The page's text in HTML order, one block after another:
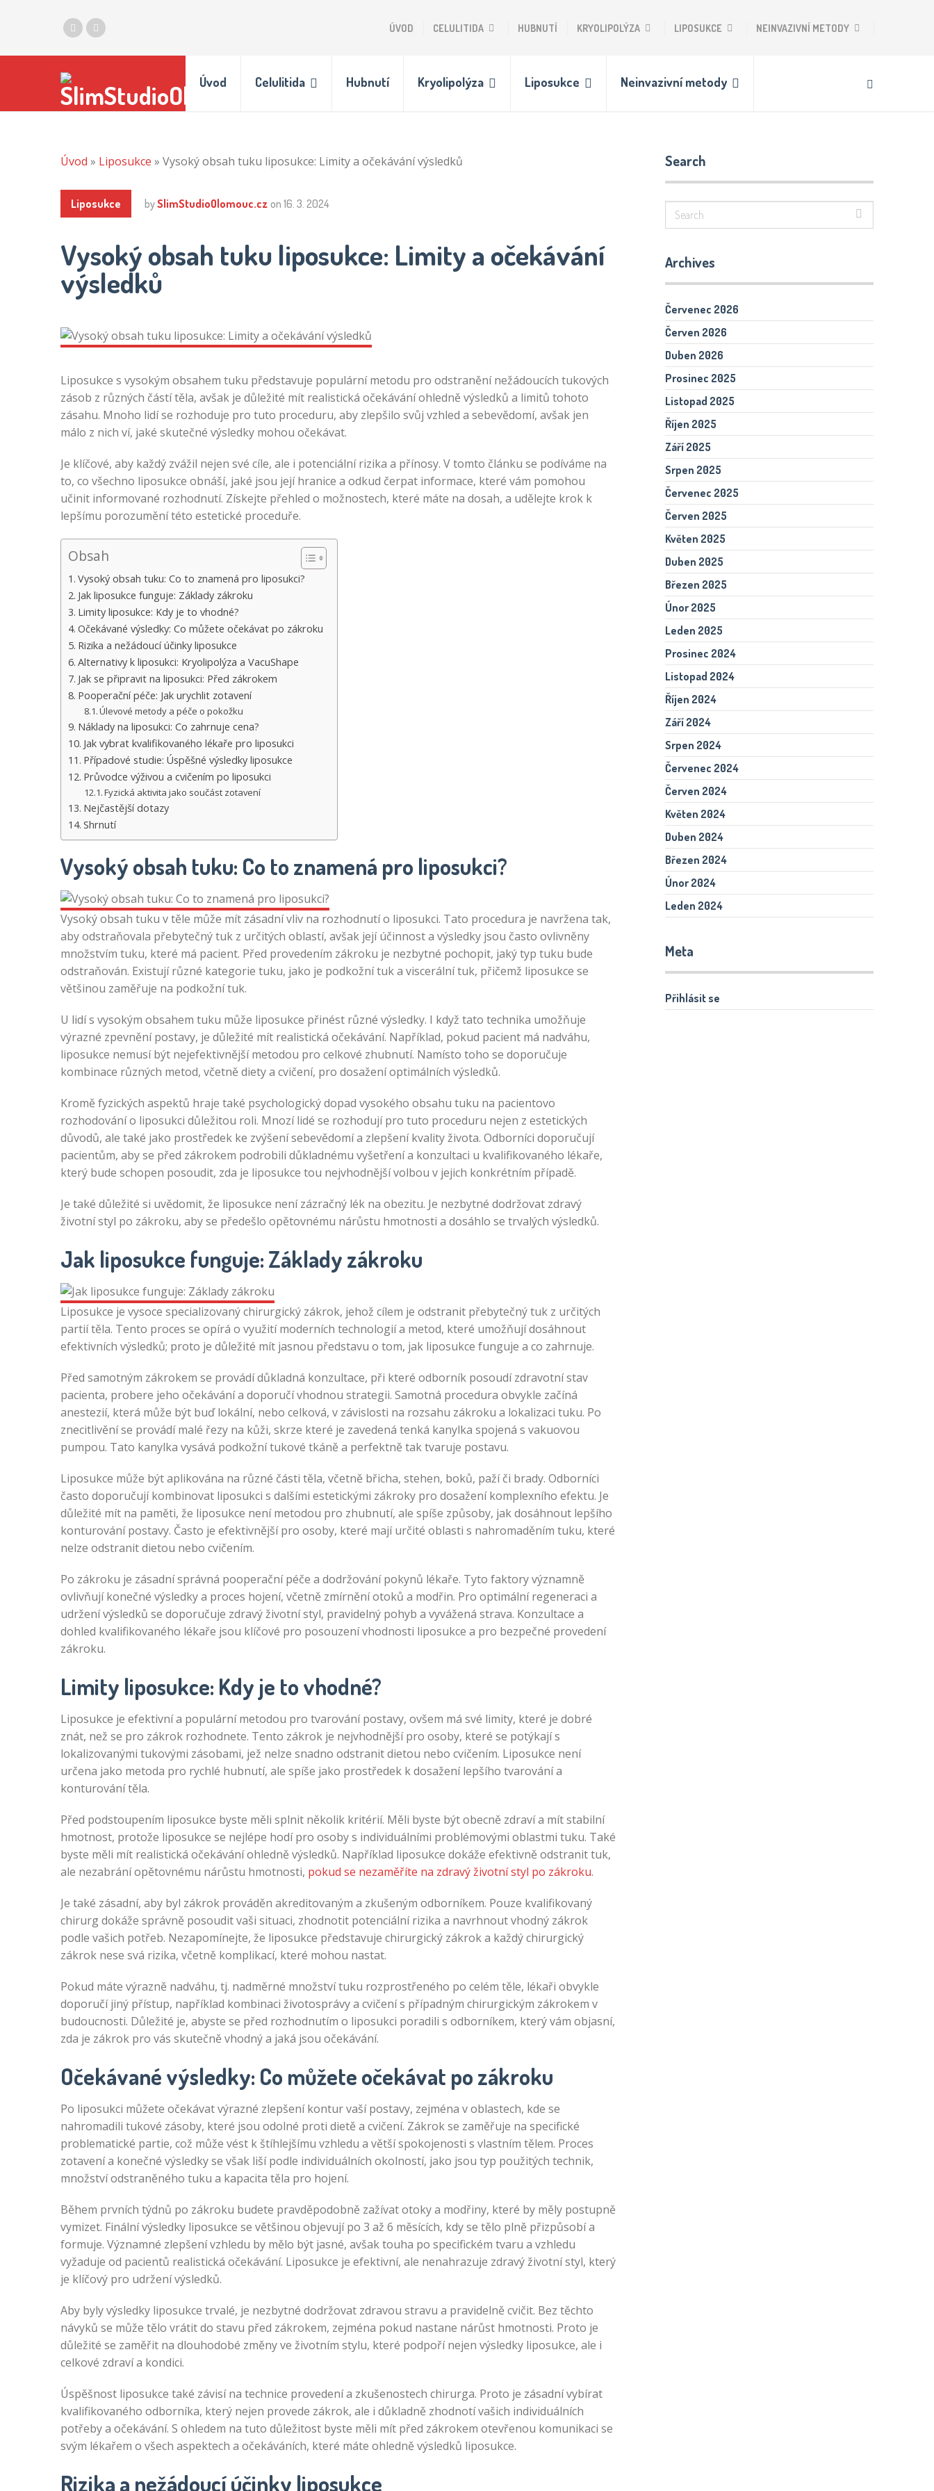
ÚVOD CELULITIDA HUBNUTÍ KRYOLIPOLÝZA LIPOSUKCE NEINVAZIVNÍ METODY
Úvod Celulitida Hubnutí Kryolipolýza Liposukce Neinvazivní metody
Úvod » Liposukce » Vysoký obsah tuku liposukce: Limity a očekávání výsledků
Liposukce bySlimStudioOlomouc.cz on 16. 3. 2024
Vysoký obsah tuku liposukce: Limity a očekávání
výsledků
Liposukce s vysokým obsahem tuku představuje populární metodu pro odstranění nežádoucích tukových
zásob z různých částí těla, avšak je důležité mít realistická očekávání ohledně výsledků a limitů tohoto
zásahu. Mnoho lidí se rozhoduje pro tuto proceduru, aby zlepšilo svůj vzhled a sebevědomí, avšak jen
málo z nich ví, jaké skutečné výsledky mohou očekávat.
Je klíčové, aby každý zvážil nejen své cíle, ale i potenciální rizika a přínosy. V tomto článku se podíváme na
to, co všechno liposukce obnáší, jaké jsou její hranice a odkud čerpat informace, které vám pomohou
učinit informované rozhodnutí. Získejte přehled o možnostech, které máte na dosah, a udělejte krok k
lepšímu porozumění této estetické proceduře.
Obsah
Vysoký obsah tuku: Co to znamená pro liposukci?
Jak liposukce funguje: Základy zákroku
Limity liposukce: Kdy je to vhodné?
Očekávané výsledky: Co můžete očekávat po zákroku
Rizika a nežádoucí účinky liposukce
Alternativy k liposukci: Kryolipolýza a VacuShape
Jak se připravit na liposukci: Před zákrokem
Pooperační péče: Jak urychlit zotavení
Úlevové metody a péče o pokožku
Náklady na liposukci: Co zahrnuje cena?
Jak vybrat kvalifikovaného lékaře pro liposukci
Případové studie: Úspěšné výsledky liposukce
Průvodce výživou a cvičením po liposukci
Fyzická aktivita jako součást zotavení
Nejčastější dotazy
Shrnutí
Vysoký obsah tuku: Co to znamená pro liposukci?
Vysoký obsah tuku v těle může mít zásadní vliv na rozhodnutí o liposukci. Tato procedura je navržena tak,
aby odstraňovala přebytečný tuk z určitých oblastí, avšak její účinnost a výsledky jsou často ovlivněny
množstvím tuku, které má pacient. Před provedením zákroku je nezbytné pochopit, jaký typ tuku bude
odstraňován. Existují různé kategorie tuku, jako je podkožní tuk a viscerální tuk, přičemž liposukce se
většinou zaměřuje na podkožní tuk.
U lidí s vysokým obsahem tuku může liposukce přinést různé výsledky. I když tato technika umožňuje
výrazné zpevnění postavy, je důležité mít realistická očekávání. Například, pokud pacient má nadváhu,
liposukce nemusí být nejefektivnější metodou pro celkové zhubnutí. Namísto toho se doporučuje
kombinace různých metod, včetně diety a cvičení, pro dosažení optimálních výsledků.
Kromě fyzických aspektů hraje také psychologický dopad vysokého obsahu tuku na pacientovo
rozhodování o liposukci důležitou roli. Mnozí lidé se rozhodují pro tuto proceduru nejen z estetických
důvodů, ale také jako prostředek ke zvýšení sebevědomí a zlepšení kvality života. Odborníci doporučují
pacientům, aby se před zákrokem podrobili důkladnému vyšetření a konzultaci u kvalifikovaného lékaře,
který bude schopen posoudit, zda je liposukce tou nejvhodnější volbou v jejich konkrétním případě.
Je také důležité si uvědomit, že liposukce není zázračný lék na obezitu. Je nezbytné dodržovat zdravý
životní styl po zákroku, aby se předešlo opětovnému nárůstu hmotnosti a dosáhlo se trvalých výsledků.
Jak liposukce funguje: Základy zákroku
Liposukce je vysoce specializovaný chirurgický zákrok, jehož cílem je odstranit přebytečný tuk z určitých
partií těla. Tento proces se opírá o využití moderních technologií a metod, které umožňují dosáhnout
efektivních výsledků; proto je důležité mít jasnou představu o tom, jak liposukce funguje a co zahrnuje.
Před samotným zákrokem se provádí důkladná konzultace, při které odborník posoudí zdravotní stav
pacienta, probere jeho očekávání a doporučí vhodnou strategii. Samotná procedura obvykle začíná
anestezií, která může být buď lokální, nebo celková, v závislosti na rozsahu zákroku a lokalizaci tuku. Po
znecitlivění se provádí malé řezy na kůži, skrze které je zavedená tenká kanylka spojená s vakuovou
pumpou. Tato kanylka vysává podkožní tukové tkáně a perfektně tak tvaruje postavu.
Liposukce může být aplikována na různé části těla, včetně břicha, stehen, boků, paží či brady. Odborníci
často doporučují kombinovat liposukci s dalšími estetickými zákroky pro dosažení komplexního efektu. Je
důležité mít na paměti, že liposukce není metodou pro zhubnutí, ale spíše způsoby, jak dosáhnout lepšího
konturování postavy. Často je efektivnější pro osoby, které mají určité oblasti s nahromaděním tuku, které
nelze odstranit dietou nebo cvičením.
Po zákroku je zásadní správná pooperační péče a dodržování pokynů lékaře. Tyto faktory významně
ovlivňují konečné výsledky a proces hojení, včetně zmírnění otoků a modřin. Pro optimální regeneraci a
udržení výsledků se doporučuje zdravý životní styl, pravidelný pohyb a vyvážená strava. Konzultace a
dohled kvalifikovaného lékaře jsou klíčové pro posouzení vhodnosti liposukce a pro bezpečné provedení
zákroku.
Limity liposukce: Kdy je to vhodné?
Liposukce je efektivní a populární metodou pro tvarování postavy, ovšem má své limity, které je dobré
znát, než se pro zákrok rozhodnete. Tento zákrok je nejvhodnější pro osoby, které se potýkají s
lokalizovanými tukovými zásobami, jež nelze snadno odstranit dietou nebo cvičením. Liposukce není
určena jako metoda pro rychlé hubnutí, ale spíše jako prostředek k dosažení lepšího tvarování a
konturování těla.
Před podstoupením liposukce byste měli splnit několik kritérií. Měli byste být obecně zdraví a mít stabilní
hmotnost, protože liposukce se nejlépe hodí pro osoby s individuálními problémovými oblastmi tuku. Také
byste měli mít realistická očekávání ohledně výsledků. Například liposukce dokáže efektivně odstranit tuk,
ale nezabrání opětovnému nárůstu hmotnosti, pokud se nezaměříte na zdravý životní styl po zákroku.
Je také zásadní, aby byl zákrok prováděn akreditovaným a zkušeným odborníkem. Pouze kvalifikovaný
chirurg dokáže správně posoudit vaši situaci, zhodnotit potenciální rizika a navrhnout vhodný zákrok
podle vašich potřeb. Nezapomínejte, že liposukce představuje chirurgický zákrok a každý chirurgický
zákrok nese svá rizika, včetně komplikací, které mohou nastat.
Pokud máte výrazně nadváhu, tj. nadměrné množství tuku rozprostřeného po celém těle, lékaři obvykle
doporučí jiný přístup, například kombinaci životosprávy a cvičení s případným chirurgickým zákrokem v
budoucnosti. Důležité je, abyste se před rozhodnutím o liposukci poradili s odborníkem, který vám objasní,
zda je zákrok pro vás skutečně vhodný a jaká jsou očekávání.
Očekávané výsledky: Co můžete očekávat po zákroku
Po liposukci můžete očekávat výrazné zlepšení kontur vaší postavy, zejména v oblastech, kde se
nahromadili tukové zásoby, které jsou odolné proti dietě a cvičení. Zákrok se zaměřuje na specifické
problematické partie, což může vést k štíhlejšímu vzhledu a větší spokojenosti s vlastním tělem. Proces
zotavení a konečné výsledky se však liší podle individuálních okolností, jako jsou typ použitých technik,
množství odstraněného tuku a kapacita těla pro hojení.
Během prvních týdnů po zákroku budete pravděpodobně zažívat otoky a modřiny, které by měly postupně
vymizet. Finální výsledky liposukce se většinou objevují po 3 až 6 měsících, kdy se tělo plně přizpůsobí a
formuje. Významné zlepšení vzhledu by mělo být jasné, avšak touha po specifickém tvaru a vzhledu
vyžaduje od pacientů realistická očekávání. Liposukce je efektivní, ale nenahrazuje zdravý životní styl, který
je klíčový pro udržení výsledků.
Aby byly výsledky liposukce trvalé, je nezbytné dodržovat zdravou stravu a pravidelně cvičit. Bez těchto
návyků se může tělo vrátit do stavu před zákrokem, zejména pokud nastane nárůst hmotnosti. Proto je
důležité se zaměřit na dlouhodobé změny ve životním stylu, které podpoří nejen výsledky liposukce, ale i
celkové zdraví a kondici.
Úspěšnost liposukce také závisí na technice provedení a zkušenostech chirurga. Proto je zásadní vybírat
kvalifikovaného odborníka, který nejen provede zákrok, ale i důkladně zhodnotí vašich individuálních
potřeby a očekávání. S ohledem na tuto důležitost byste měli mít před zákrokem otevřenou komunikaci se
svým lékařem o všech aspektech a očekáváních, které máte ohledně výsledků liposukce.
Rizika a nežádoucí účinky liposukce
Search
Archives
Červenec 2026
Červen 2026
Duben 2026
Prosinec 2025
Listopad 2025
Říjen 2025
Září 2025
Srpen 2025
Červenec 2025
Červen 2025
Květen 2025
Duben 2025
Březen 2025
Únor 2025
Leden 2025
Prosinec 2024
Listopad 2024
Říjen 2024
Září 2024
Srpen 2024
Červenec 2024
Červen 2024
Květen 2024
Duben 2024
Březen 2024
Únor 2024
Leden 2024
Meta
Přihlásit se